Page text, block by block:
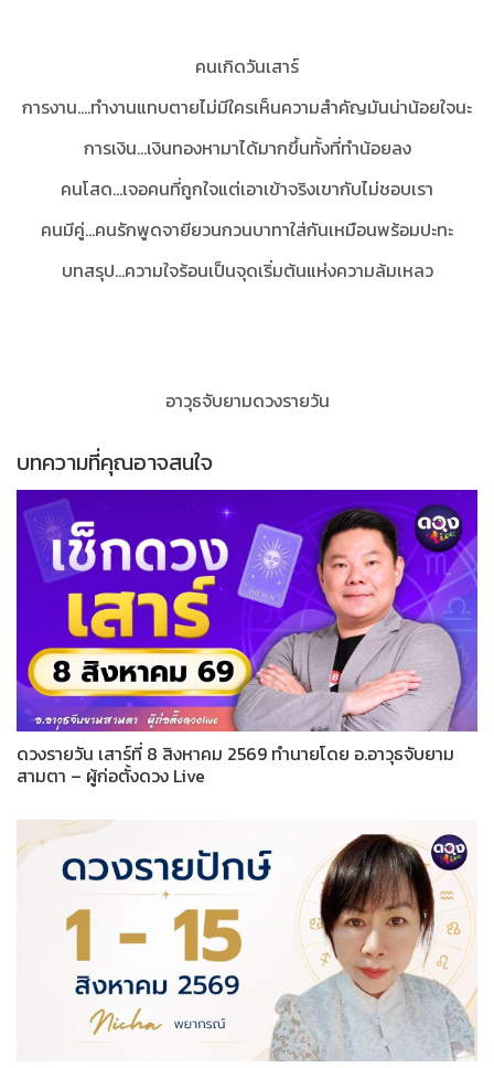
คนเกิดวันเสาร์
การงาน....ทำงานแทบตายไม่มีใครเห็นความสำคัญมันน่าน้อยใจนะ
การเงิน...เงินทองหามาได้มากขึ้นทั้งที่ทำน้อยลง
คนโสด...เจอคนที่ถูกใจแต่เอาเข้าจริงเขากับไม่ชอบเรา
คนมีคู่...คนรักพูดจายียวนกวนบาทาใส่กันเหมือนพร้อมปะทะ
บทสรุป...ความใจร้อนเป็นจุดเริ่มต้นแห่งความล้มเหลว
อาวุธจับยามดวงรายวัน
บทความที่คุณอาจสนใจ
ดวงรายวัน เสาร์ที่ 8 สิงหาคม 2569 ทำนายโดย อ.อาวุธจับยาม
สามตา – ผู้ก่อตั้งดวง Live